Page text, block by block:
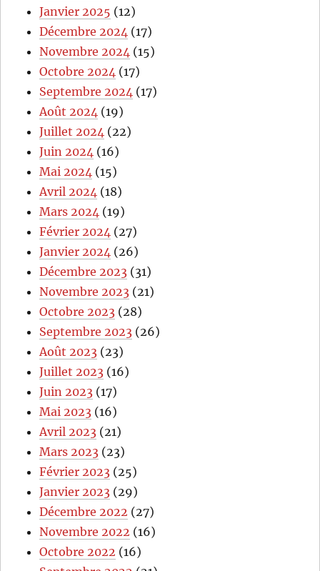
Janvier 2025 (12)
Décembre 2024 (17)
Novembre 2024 (15)
Octobre 2024 (17)
Septembre 2024 (17)
Août 2024 (19)
Juillet 2024 (22)
Juin 2024 (16)
Mai 2024 (15)
Avril 2024 (18)
Mars 2024 (19)
Février 2024 (27)
Janvier 2024 (26)
Décembre 2023 (31)
Novembre 2023 (21)
Octobre 2023 (28)
Septembre 2023 (26)
Août 2023 (23)
Juillet 2023 (16)
Juin 2023 (17)
Mai 2023 (16)
Avril 2023 (21)
Mars 2023 (23)
Février 2023 (25)
Janvier 2023 (29)
Décembre 2022 (27)
Novembre 2022 (16)
Octobre 2022 (16)